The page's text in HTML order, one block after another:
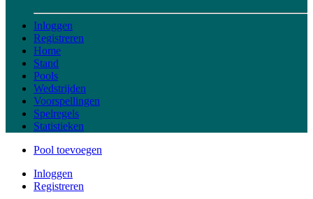
Inloggen
Registreren
Home
Stand
Pools
Wedstrijden
Voorspellingen
Spelregels
Statistieken
Pool toevoegen
Inloggen
Registreren